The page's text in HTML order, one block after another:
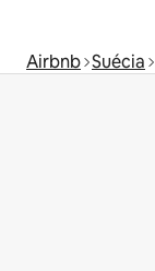
Airbnb Suécia